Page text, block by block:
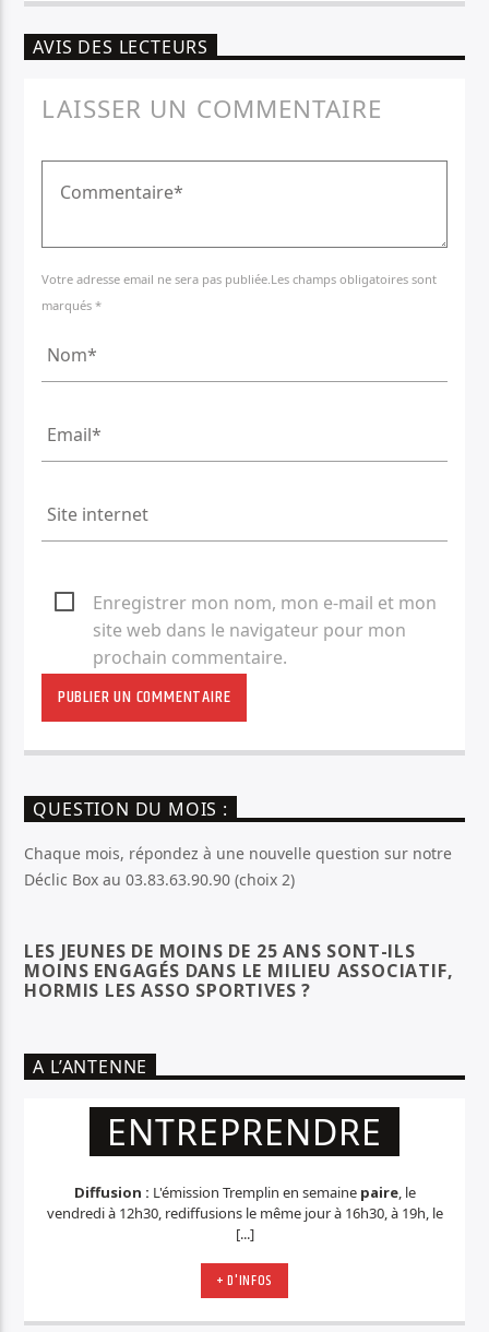
AVIS DES LECTEURS
LAISSER UN COMMENTAIRE
Votre adresse email ne sera pas publiée.Les champs obligatoires sont
marqués *
Enregistrer mon nom, mon e-mail et mon
site web dans le navigateur pour mon
prochain commentaire.
QUESTION DU MOIS :
Chaque mois, répondez à une nouvelle question sur notre
Déclic Box au 03.83.63.90.90 (choix 2)
LES JEUNES DE MOINS DE 25 ANS SONT-ILS
MOINS ENGAGÉS DANS LE MILIEU ASSOCIATIF,
HORMIS LES ASSO SPORTIVES ?
A L’ANTENNE
ENTREPRENDRE
Diffusion : L'émission Tremplin en semaine paire, le
vendredi à 12h30, rediffusions le même jour à 16h30, à 19h, le
[...]
+ D'INFOS